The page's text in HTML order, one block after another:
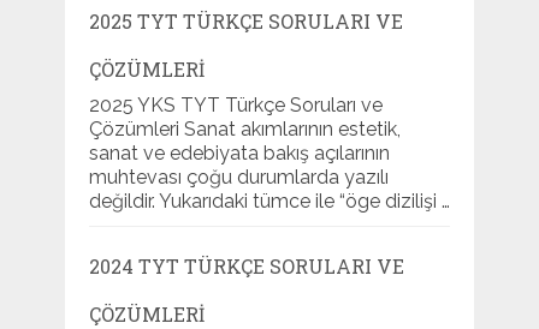
2025 TYT TÜRKÇE SORULARI VE
ÇÖZÜMLERI
2025 YKS TYT Türkçe Soruları ve
Çözümleri Sanat akımlarının estetik,
sanat ve edebiyata bakış açılarının
muhtevası çoğu durumlarda yazılı
değildir. Yukarıdaki tümce ile “öge dizilişi …
2024 TYT TÜRKÇE SORULARI VE
ÇÖZÜMLERI